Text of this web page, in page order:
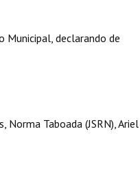
declarando de
Norma Taboada (JSRN), Ariel